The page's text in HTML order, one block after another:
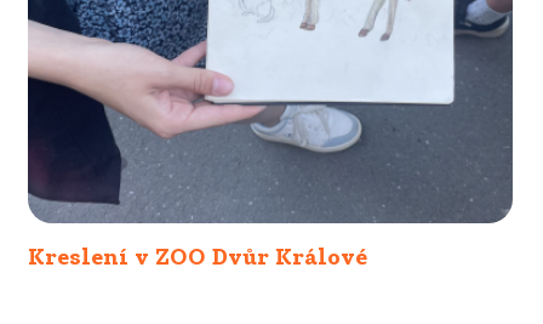
Kreslení v ZOO Dvůr Králové